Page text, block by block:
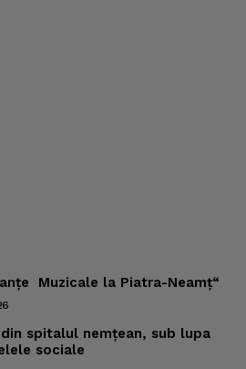
Muzicale la Piatra-Neamţ“
spitalul nemţean, sub lupa
sociale